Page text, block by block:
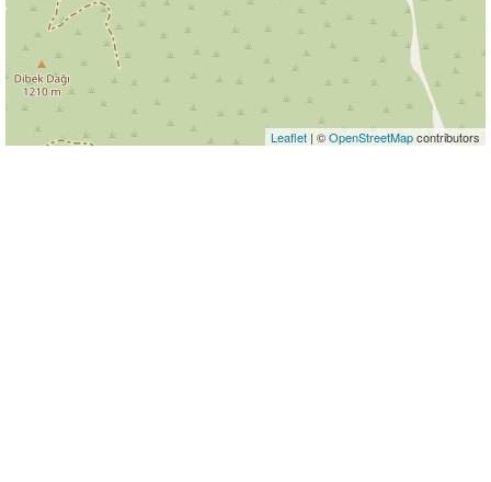
Leaflet | ©OpenStreetMapcontributors